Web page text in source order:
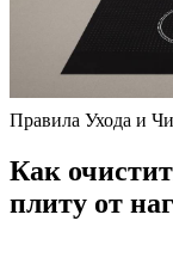
Правила Ухода и
Как
плиту от